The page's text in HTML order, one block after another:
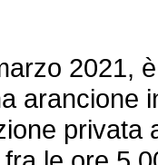
2021, è
arancione
privata